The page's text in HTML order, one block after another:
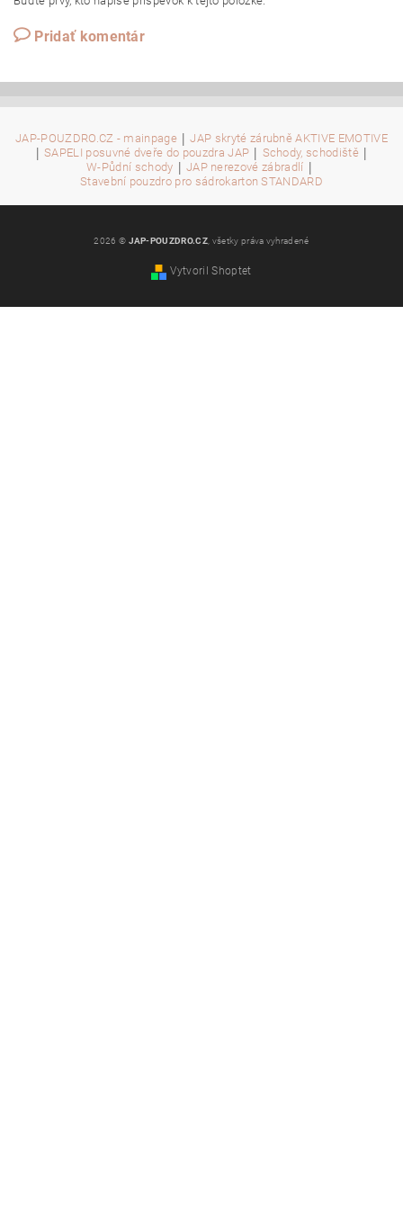
Pridať komentár
JAP-POUZDRO.CZ - mainpage | JAP skryté zárubně AKTIVE EMOTIVE
| SAPELI posuvné dveře do pouzdra JAP | Schody, schodiště |
W-Půdní schody | JAP nerezové zábradlí |
Stavební pouzdro pro sádrokarton STANDARD
2026 © JAP-POUZDRO.CZ , všetky práva vyhradené
Vytvoril Shoptet